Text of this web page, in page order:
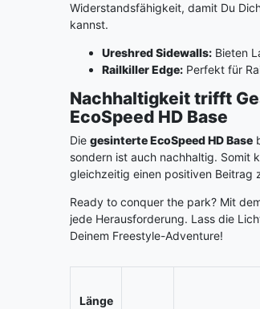
Widerstandsfähigkeit, damit Du
kannst.
Ureshred Sidewalls: Bieten
Railkiller Edge: Perfekt für
Nachhaltigkeit trifft
EcoSpeed HD Base
Die gesinterte EcoSpeed HD Base
sondern ist auch nachhaltig. Somit
gleichzeitig einen positiven Beitrag
Ready to conquer the park? Mit
jede Herausforderung. Lass die
Deinem Freestyle-Adventure!
Länge